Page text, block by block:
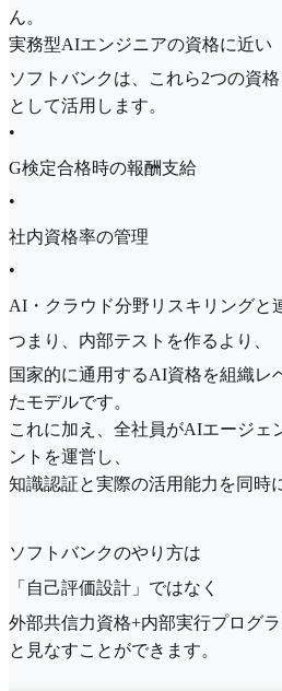
ん。
実務型AIエンジニアの資格に近い
ソフトバンクは、これら2つの資
として活用します。
•
G検定合格時の報酬支給
•
社内資格率の管理
•
AI・クラウド分野リスキリングと
つまり、内部テストを作るより、
国家的に通用するAI資格を組織レ
たモデルです。
これに加え、全社員がAIエージェ
ントを運営し、
知識認証と実際の活用能力を同時
ソフトバンクのやり方は
「自己評価設計」ではなく
外部共信力資格+内部実行プログ
と見なすことができます。